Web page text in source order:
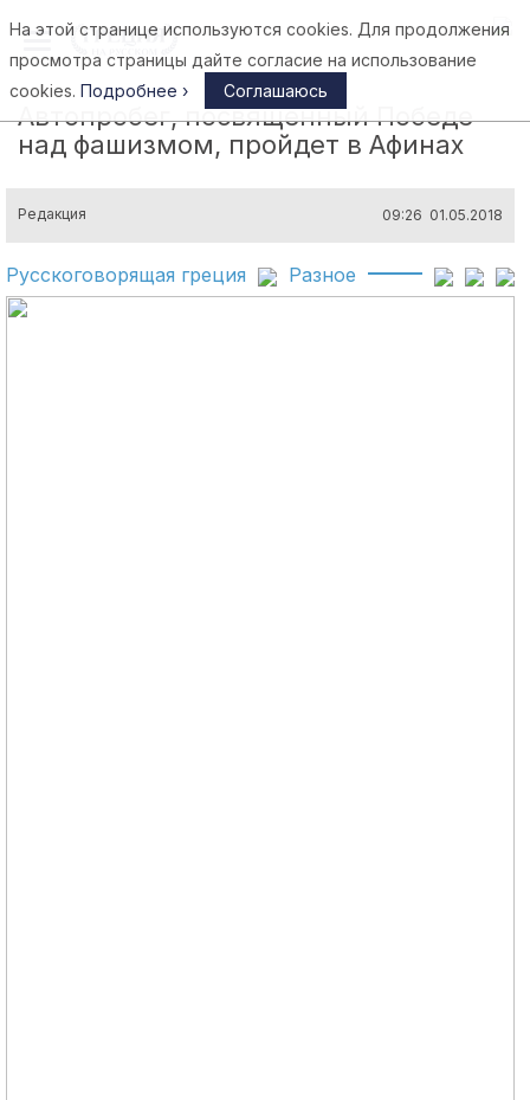
Афины
Автопробег, посвященный Победе
над фашизмом, пройдет в Афинах
Редакция 09:26 01.05.2018
Русскоговорящая греция Разное
На этой странице используются cookies. Для продолжения
просмотра страницы дайте согласие на использование
cookies. Подробнее › Соглашаюсь